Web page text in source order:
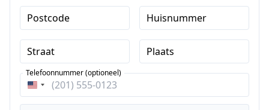
Postcode Huisnummer
Straat Plaats
Verenigde
Staten
Telefoonnummer (optioneel)